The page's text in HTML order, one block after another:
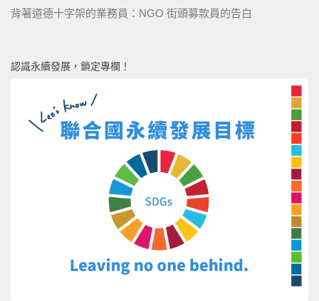
背著道德十字架的業務員：NGO 街頭募款員的告白
認識永續發展，鎖定專欄！